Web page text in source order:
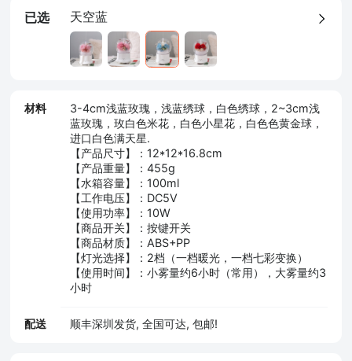
已选 天空蓝
材料
3-4cm浅蓝玫瑰，浅蓝绣球，白色绣球，2~3cm浅
蓝玫瑰，玫白色米花，白色小星花，白色色黄金球，
进口白色满天星.
【产品尺寸】：12*12*16.8cm
【产品重量】：455g
【水箱容量】：100ml
【工作电压】：DC5V
【使用功率】：10W
【商品开关】：按键开关
【商品材质】：ABS+PP
【灯光选择】：2档（一档暖光，一档七彩变换）
【使用时间】：小雾量约6小时（常用），大雾量约3
小时
配送 顺丰深圳发货, 全国可达, 包邮!